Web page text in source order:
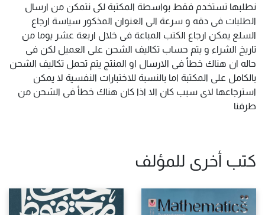
نطلبها تستخدم فقط بواسطة المكتبة لكى نتمكن من ارسال
الطلبات فى دقه و سرعة الى العنوان المذكور سياسة ارجاع
السلع يمكن ارجاع الكتب المباعة فى خلال اربعة عشر يوما من
تاريخ الشراء و يتم حساب تكاليف الشحن على العميل لكن فى
حاله ان هناك خطأ فى الارسال او المنتج يتم تحمل تكاليف الشحن
بالكامل على المكتبة اما بالنسبة للاختبارات النفسية لا يمكن
استرجاعها لاى سبب كان الا اذا كان هناك خطأ فى الشحن من
طرفنا
كتب أخرى للمؤلف